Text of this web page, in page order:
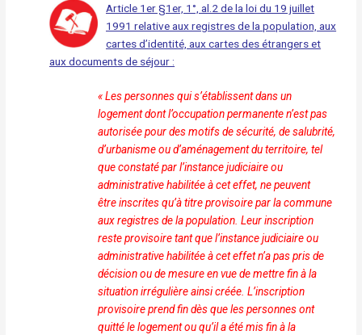
Article 1er §1er, 1°, al.2 de la loi du 19 juillet
1991 relative aux registres de la population, aux
cartes d’identité, aux cartes des étrangers et
aux documents de séjour :
« Les personnes qui s’établissent dans un
logement dontl’occupation permanente n’est pas
autorisée pour des motifsde sécurité, de salubrité,
d’urbanisme ou d’aménagementdu territoire, tel
que constaté par l’instance judiciaireou
administrative habilitée à cet effet, ne peuvent
êtreinscrites qu’à titre provisoire par la commune
aux registresde la population. Leur inscription
reste provisoire tant quel’instance judiciaire ou
administrative habilitée à cet effetn’a pas pris de
décision ou de mesure en vue de mettre finà la
situation irrégulière ainsi créée. L’inscription
provisoireprend fin dès que les personnes ont
quitté le logement ouqu’il a été mis fin à la